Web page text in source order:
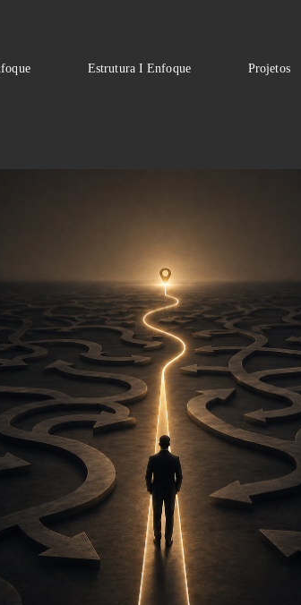
Estrutura I Enfoque Projetos